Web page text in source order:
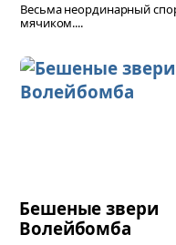
Весьма неординарный
мячиком....
Бешеные звери
Волейбомба